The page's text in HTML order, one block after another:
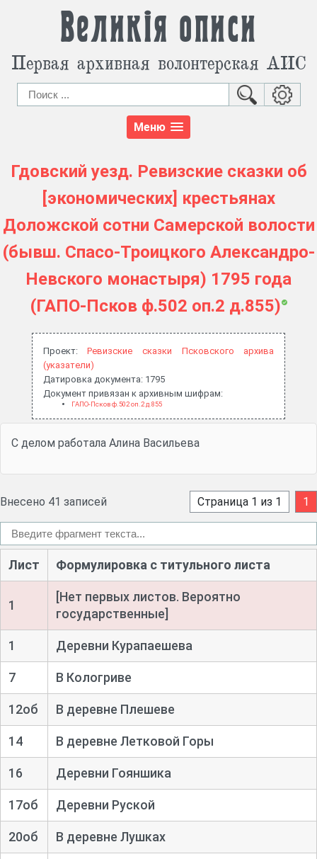
Великія описи
Первая архивная волонтерская АИС
Меню
Гдовский уезд. Ревизские сказки об
[экономических] крестьянах
Доложской сотни Самерской волости
(бывш. Спасо-Троицкого Александро-
Невского монастыря) 1795 года
(ГАПО-Псков ф.502 оп.2 д.855)
Проект:Ревизские сказки Псковского архива
(указатели)
Датировка документа: 1795
Документ привязан к архивным шифрам:
ГАПО-Псков ф.502 оп.2 д.855
С делом работала Алина Васильева
Внесено 41 записей Страница 1 из 1 1
Лист Формулировка с титульного листа
1
[Нет первых листов. Вероятно
государственные]
1 Деревни Курапаешева
7 В Кологриве
12об В деревне Плешеве
14 В деревне Летковой Горы
16 Деревни Гояншика
17об Деревни Руской
20об В деревне Лушках